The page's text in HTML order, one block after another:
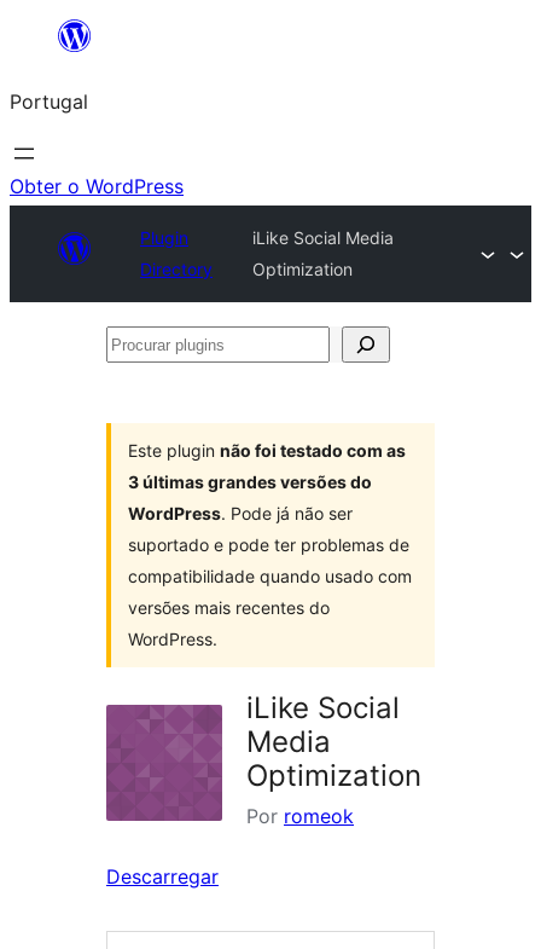
Saltar
o
conteúdo
Portugal
Obter o WordPress
Plugin
Directory
iLike Social Media
Optimization
Procurar
Este plugin não foi testado com as
3 últimas grandes versões do
WordPress. Pode já não ser
suportado e pode ter problemas de
compatibilidade quando usado com
versões mais recentes do
WordPress.
iLike Social
Media
Optimization
Por romeok
Descarregar